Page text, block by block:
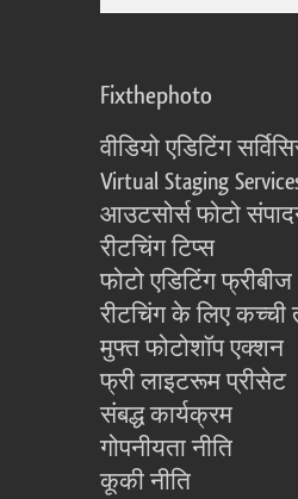
Fixthephoto
वीडियो एडिटिंग
Virtual Staging
आउटसोर्स फोटो
रीटचिंग टिप्स
फोटो एडिटिंग फ्रीबीज
रीटचिंग के लिए कच्ची
मुफ्त फोटोशॉप एक्शन
फ्री लाइटरूम प्रीसेट
संबद्ध कार्यक्रम
गोपनीयता नीति
कूकी नीति